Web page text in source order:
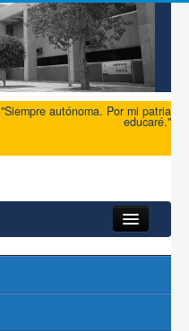
"Siempre autónoma. Por mi patria
educaré."